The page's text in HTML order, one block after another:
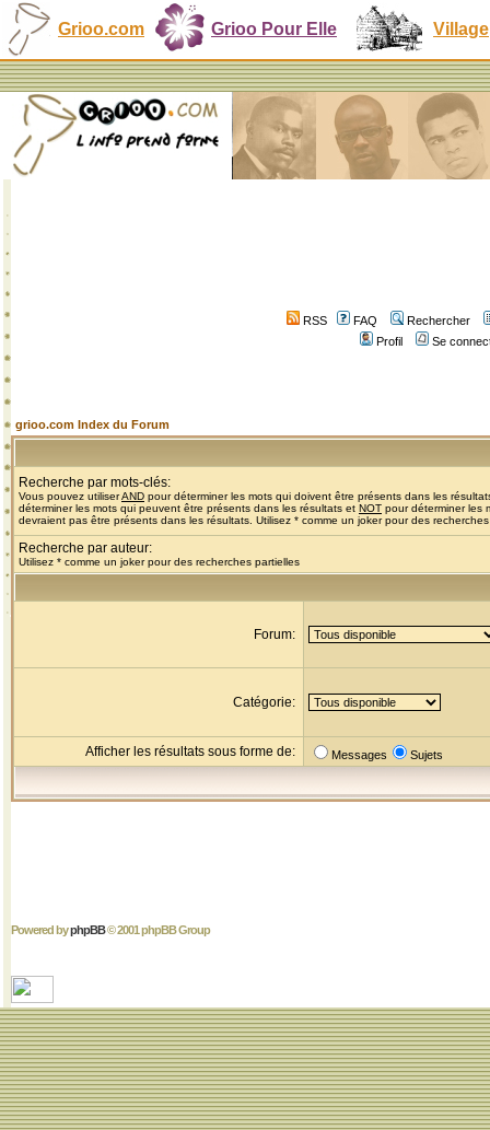
Grioo.com Grioo Pour Elle Village
RSS FAQ
Rechercher
Profil
Se
grioo.com Index du Forum
Recherche par mots-clés:
Vous pouvez utiliserAND pour déterminer les mots qui doivent être présents dans les
déterminer les mots qui peuvent être présents dans les résultats et NOT pour déterminer les
devraient pas être présents dans les résultats. Utilisez * comme un joker pour des
Recherche par auteur:
Utilisez * comme un joker pour des recherches partielles
Forum:
Catégorie:
Afficher les résultats sous forme de: Messages Sujets
Powered byphpBB© 2001 phpBB Group